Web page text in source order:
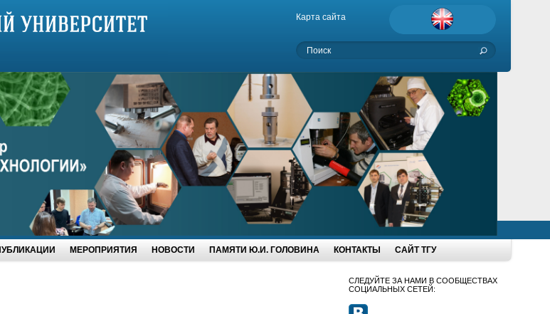
Карта сайта
МЕРОПРИЯТИЯ НОВОСТИ ПАМЯТИ Ю.И. ГОЛОВИНА КОНТАКТЫ САЙТ ТГУ
СЛЕДУЙТЕ ЗА НАМИ В СООБЩЕСТВАХ
СОЦИАЛЬНЫХ СЕТЕЙ: